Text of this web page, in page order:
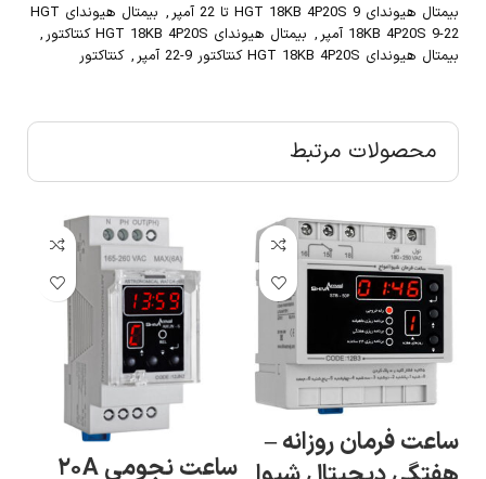
بیمتال هیوندای HGT 18KB 4P20S 9 تا 22 آمپر
,
بیمتال هیوندای HGT
18KB 4P20S 9-22 آمپر
, بیمتال هیوندای HGT 18KB 4P20S کنتاکتور
,
بیمتال هیوندای HGT 18KB 4P20S کنتاکتور 9-22 آمپر
, کنتاکتور
محصولات مرتبط
ساعت فرمان روزانه –
ساعت نجومی ۲۰A